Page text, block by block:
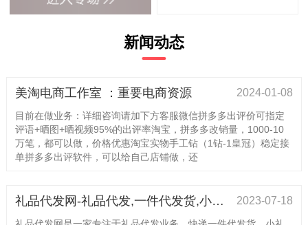
新闻动态
美淘电商工作室 ：重要电商资源 2024-01-08
目前在做业务：详细咨询请加下方客服微信拼多多出评价可指定
评语+晒图+晒视频95%的出评率淘宝，拼多多改销量，1000-10
万笔，都可以做，价格优惠淘宝实物手工钻（1钻-1皇冠）稳定接
单拼多多出评软件，可以给自己店铺做，还
礼品代发网-礼品代发,一件代发货,小礼品代发平台 2023-07-18